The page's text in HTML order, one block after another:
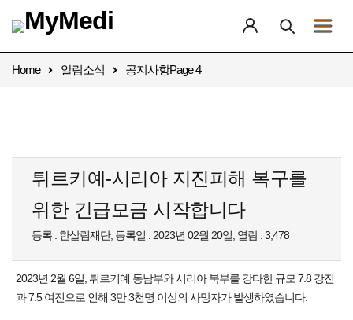
Home 알림소식 공지사항Page 4
튀르키예-시리아 지진피해 복구를
위한 긴급모금 시작합니다
등록 : 한살림재단, 등록일 : 2023년 02월 20일, 열람 : 3,478
2023년 2월 6일, 튀르키예 동남부와 시리아 북부를 강타한 규모 7.8 강진
과 7.5 여진으로 인해 3만 3천명 이상의 사망자가 발생하였습니다.